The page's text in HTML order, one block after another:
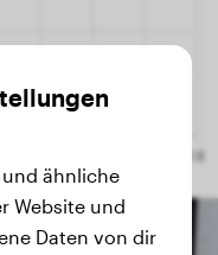
ähnliche
Website und
Daten von dir